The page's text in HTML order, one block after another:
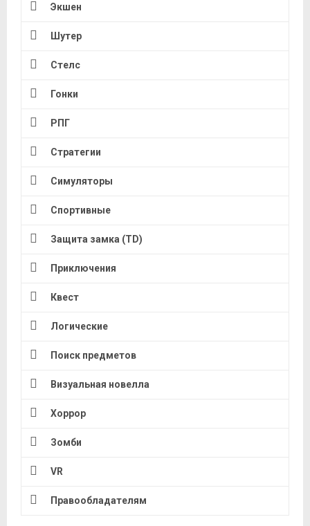
Экшен
Шутер
Стелс
Гонки
РПГ
Стратегии
Симуляторы
Спортивные
Защита замка (TD)
Приключения
Квест
Логические
Поиск предметов
Визуальная новелла
Хоррор
Зомби
VR
Правообладателям